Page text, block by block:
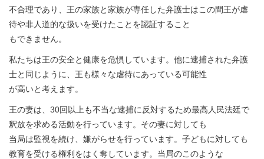
不合理であり、王の家族と家族が専任した弁護士はこの間王が虐
待や非人道的な扱いを受けたことを認証すること
もできません。
私たちは王の安全と健康を危惧しています。他に逮捕された弁護
士と同じように、王も様々な虐待にあっている可能性
が高いと考えます。
王の妻は、30回以上も不当な逮捕に反対するため最高人民法廷で
釈放を求める活動を行っています。その妻に対しても
当局は監視を続け、嫌がらせを行っています。子どもに対しても
教育を受ける権利をはく奪しています。当局のこのような